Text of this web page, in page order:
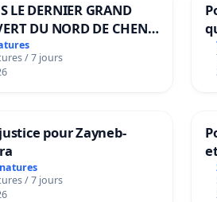
LE DERNIER GRAND
DU NORD DE CHENE-
/ 7 jours
pour Zayneb-
/ 7 jours